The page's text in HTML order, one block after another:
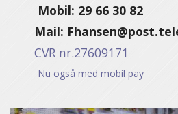
Mobil: 29 66 30 82
Mail:
CVR nr.27609171
Nu også med mobil pay